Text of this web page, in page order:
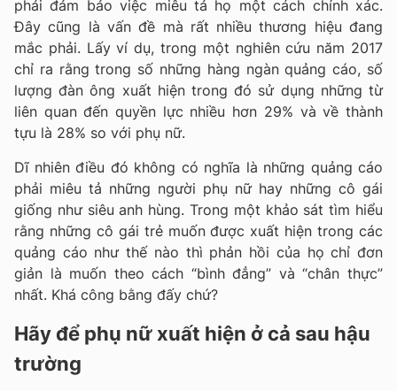
phải đảm bảo việc miêu tả họ một cách chính xác.
Đây cũng là vấn đề mà rất nhiều thương hiệu đang
mắc phải. Lấy ví dụ, trong một nghiên cứu năm 2017
chỉ ra rằng trong số những hàng ngàn quảng cáo, số
lượng đàn ông xuất hiện trong đó sử dụng những từ
liên quan đến quyền lực nhiều hơn 29% và về thành
tựu là 28% so với phụ nữ.
Dĩ nhiên điều đó không có nghĩa là những quảng cáo
phải miêu tả những người phụ nữ hay những cô gái
giống như siêu anh hùng. Trong một khảo sát tìm hiểu
rằng những cô gái trẻ muốn được xuất hiện trong các
quảng cáo như thế nào thì phản hồi của họ chỉ đơn
giản là muốn theo cách “bình đẳng” và “chân thực”
nhất. Khá công bằng đấy chứ?
Hãy để phụ nữ xuất hiện ở cả sau hậu
trường